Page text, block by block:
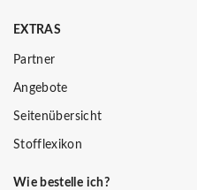
EXTRAS
Partner
Angebote
Seitenübersicht
Stofflexikon
Wie bestelle ich?